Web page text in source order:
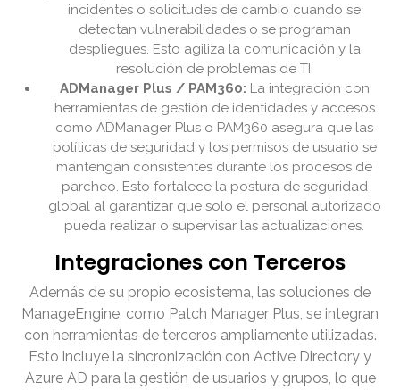
incidentes o solicitudes de cambio cuando se
detectan vulnerabilidades o se programan
despliegues. Esto agiliza la comunicación y la
resolución de problemas de TI.
ADManager Plus / PAM360: La integración con
herramientas de gestión de identidades y accesos
como ADManager Plus o PAM360 asegura que las
políticas de seguridad y los permisos de usuario se
mantengan consistentes durante los procesos de
parcheo. Esto fortalece la postura de seguridad
global al garantizar que solo el personal autorizado
pueda realizar o supervisar las actualizaciones.
Integraciones con Terceros
Además de su propio ecosistema, las soluciones de
ManageEngine, como Patch Manager Plus, se integran
con herramientas de terceros ampliamente utilizadas.
Esto incluye la sincronización con Active Directory y
Azure AD para la gestión de usuarios y grupos, lo que